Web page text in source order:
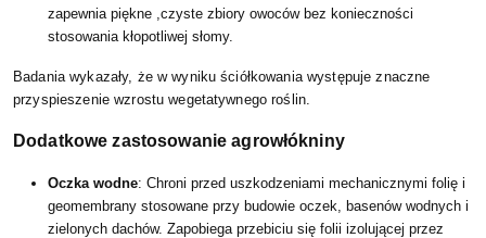
zapewnia piękne ,czyste zbiory owoców bez konieczności
stosowania kłopotliwej słomy.
Badania wykazały, że w wyniku ściółkowania występuje znaczne
przyspieszenie wzrostu wegetatywnego roślin.
Dodatkowe zastosowanie agrowłókniny
Oczka wodne: Chroni przed uszkodzeniami mechanicznymi folię i
geomembrany stosowane przy budowie oczek, basenów wodnych i
zielonych dachów. Zapobiega przebiciu się folii izolującej przez